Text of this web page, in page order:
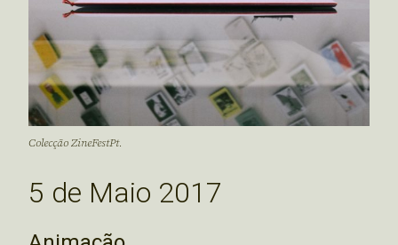
Colecção ZineFestPt.
5 de Maio 2017